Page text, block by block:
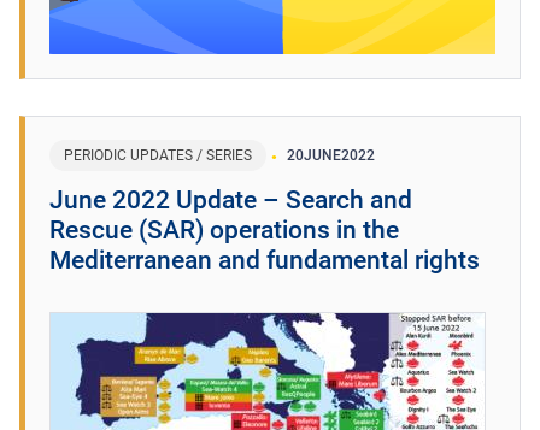
PERIODIC UPDATES / SERIES 20JUNE2022
June 2022 Update – Search and
Rescue (SAR) operations in the
Mediterranean and fundamental rights